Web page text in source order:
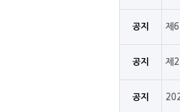
공지 제
공지 제
공지